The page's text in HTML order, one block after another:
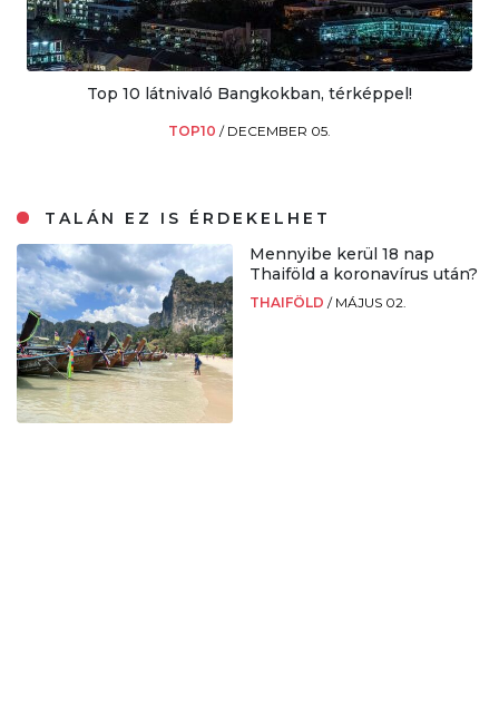
Top 10 látnivaló Bangkokban, térképpel!
TOP10 / DECEMBER 05.
TALÁN EZ IS ÉRDEKELHET
Mennyibe kerül 18 nap
Thaiföld a koronavírus után?
THAIFÖLD / MÁJUS 02.